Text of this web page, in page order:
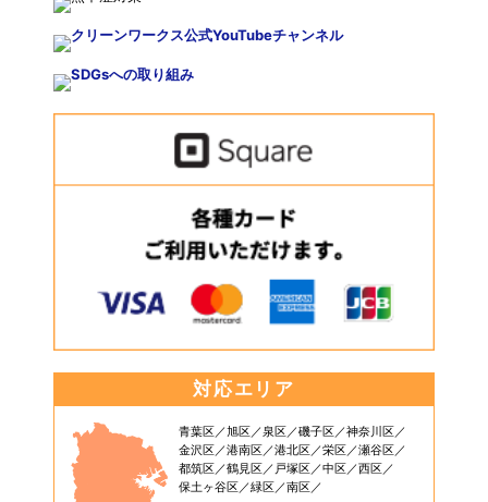
対応エリア
青葉区 旭区 泉区 磯子区
神奈川区
金沢区
港南区 港北区 栄区
瀬谷区
都筑区
鶴見区 戸塚区 中区
西区
保土ヶ谷区
緑区 南区